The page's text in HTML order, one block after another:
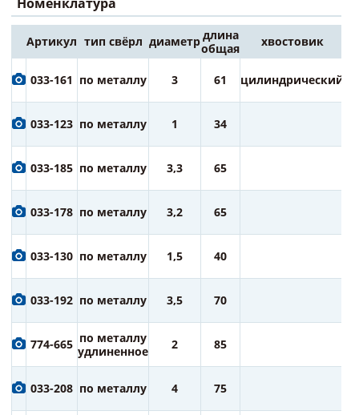
Артикул тип свёрл диаметрдлина
общая
хвостовик
033-161 по металлу 3 61 цилиндрический
033-123 по металлу 1 34
033-185 по металлу 3,3 65
033-178 по металлу 3,2 65
033-130 по металлу 1,5 40
033-192 по металлу 3,5 70
774-665 по металлу
удлиненное
2 85
033-208 по металлу 4 75